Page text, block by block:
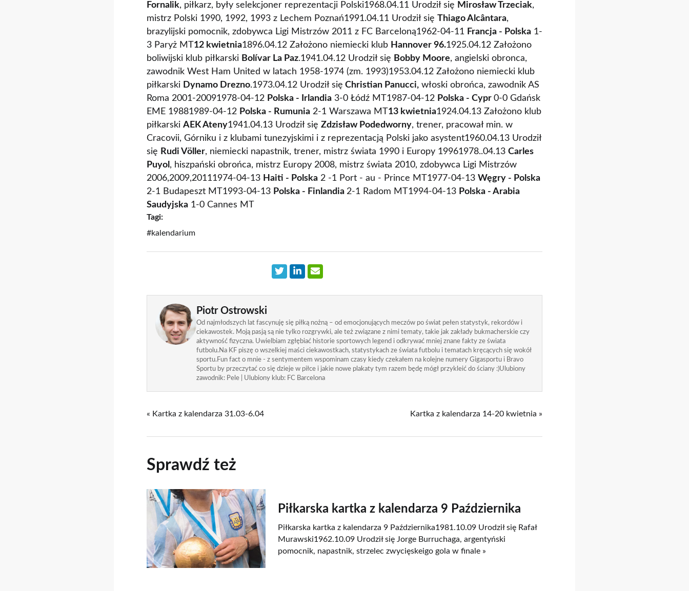
Fornalik, piłkarz, były selekcjoner reprezentacji Polski1968.04.11 Urodził się Mirosław Trzeciak,
mistrz Polski 1990, 1992, 1993 z Lechem Poznań1991.04.11 Urodził się Thiago Alcântara,
brazylijski pomocnik, zdobywca Ligi Mistrzów 2011 z FC Barceloną1962-04-11 Francja - Polska 1-
3 Paryż MT12 kwietnia1896.04.12 Założono niemiecki klub Hannover 96.1925.04.12 Założono
boliwijski klub piłkarski Bolívar La Paz.1941.04.12 Urodził się Bobby Moore, angielski obronca,
zawodnik West Ham United w latach 1958-1974 (zm. 1993)1953.04.12 Założono niemiecki klub
piłkarski Dynamo Drezno.1973.04.12 Urodził się Christian Panucci, włoski obrońca, zawodnik AS
Roma 2001-20091978-04-12 Polska - Irlandia 3-0 Łódź MT1987-04-12 Polska - Cypr 0-0 Gdańsk
EME 19881989-04-12 Polska - Rumunia 2-1 Warszawa MT13 kwietnia1924.04.13 Założono klub
piłkarski AEK Ateny1941.04.13 Urodził się Zdzisław Podedworny, trener, pracował min. w
Cracovii, Górniku i z klubami tunezyjskimi i z reprezentacją Polski jako asystent1960.04.13 Urodził
się Rudi Völler, niemiecki napastnik, trener, mistrz świata 1990 i Europy 19961978..04.13 Carles
Puyol , hiszpański obrońca, mistrz Europy 2008, mistrz świata 2010, zdobywca Ligi Mistrzów
2006,2009,20111974-04-13 Haiti - Polska 2 -1 Port - au - Prince MT1977-04-13 Węgry - Polska
2-1 Budapeszt MT1993-04-13 Polska - Finlandia 2-1 Radom MT1994-04-13 Polska - Arabia
Saudyjska 1-0 Cannes MT
Tagi:
#kalendarium
Piotr Ostrowski
Od najmłodszych lat fascynuję się piłką nożną – od emocjonujących meczów po świat pełen statystyk, rekordów i
ciekawostek. Moją pasją są nie tylko rozgrywki, ale też związane z nimi tematy, takie jak zakłady bukmacherskie czy
aktywność fizyczna. Uwielbiam zgłębiać historie sportowych legend i odkrywać mniej znane fakty ze świata
futbolu.Na KF piszę o wszelkiej maści ciekawostkach, statystykach ze świata futbolu i tematach kręcących się wokół
sportu.Fun fact o mnie - z sentymentem wspominam czasy kiedy czekałem na kolejne numery Gigasportu i Bravo
Sportu by przeczytać co się dzieje w piłce i jakie nowe plakaty tym razem będę mógł przykleić do ściany :)Ulubiony
zawodnik: Pele | Ulubiony klub: FC Barcelona
« Kartka z kalendarza 31.03-6.04 Kartka z kalendarza 14-20 kwietnia »
Sprawdź też
Piłkarska kartka z kalendarza 9 Października
Piłkarska kartka z kalendarza 9 Października1981.10.09 Urodził się Rafał
Murawski1962.10.09 Urodził się Jorge Burruchaga, argentyński
pomocnik, napastnik, strzelec zwycięskeigo gola w finale »